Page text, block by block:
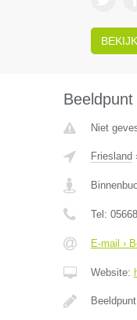
Niet
Friesland
Tel:
E-mail ›
Website: